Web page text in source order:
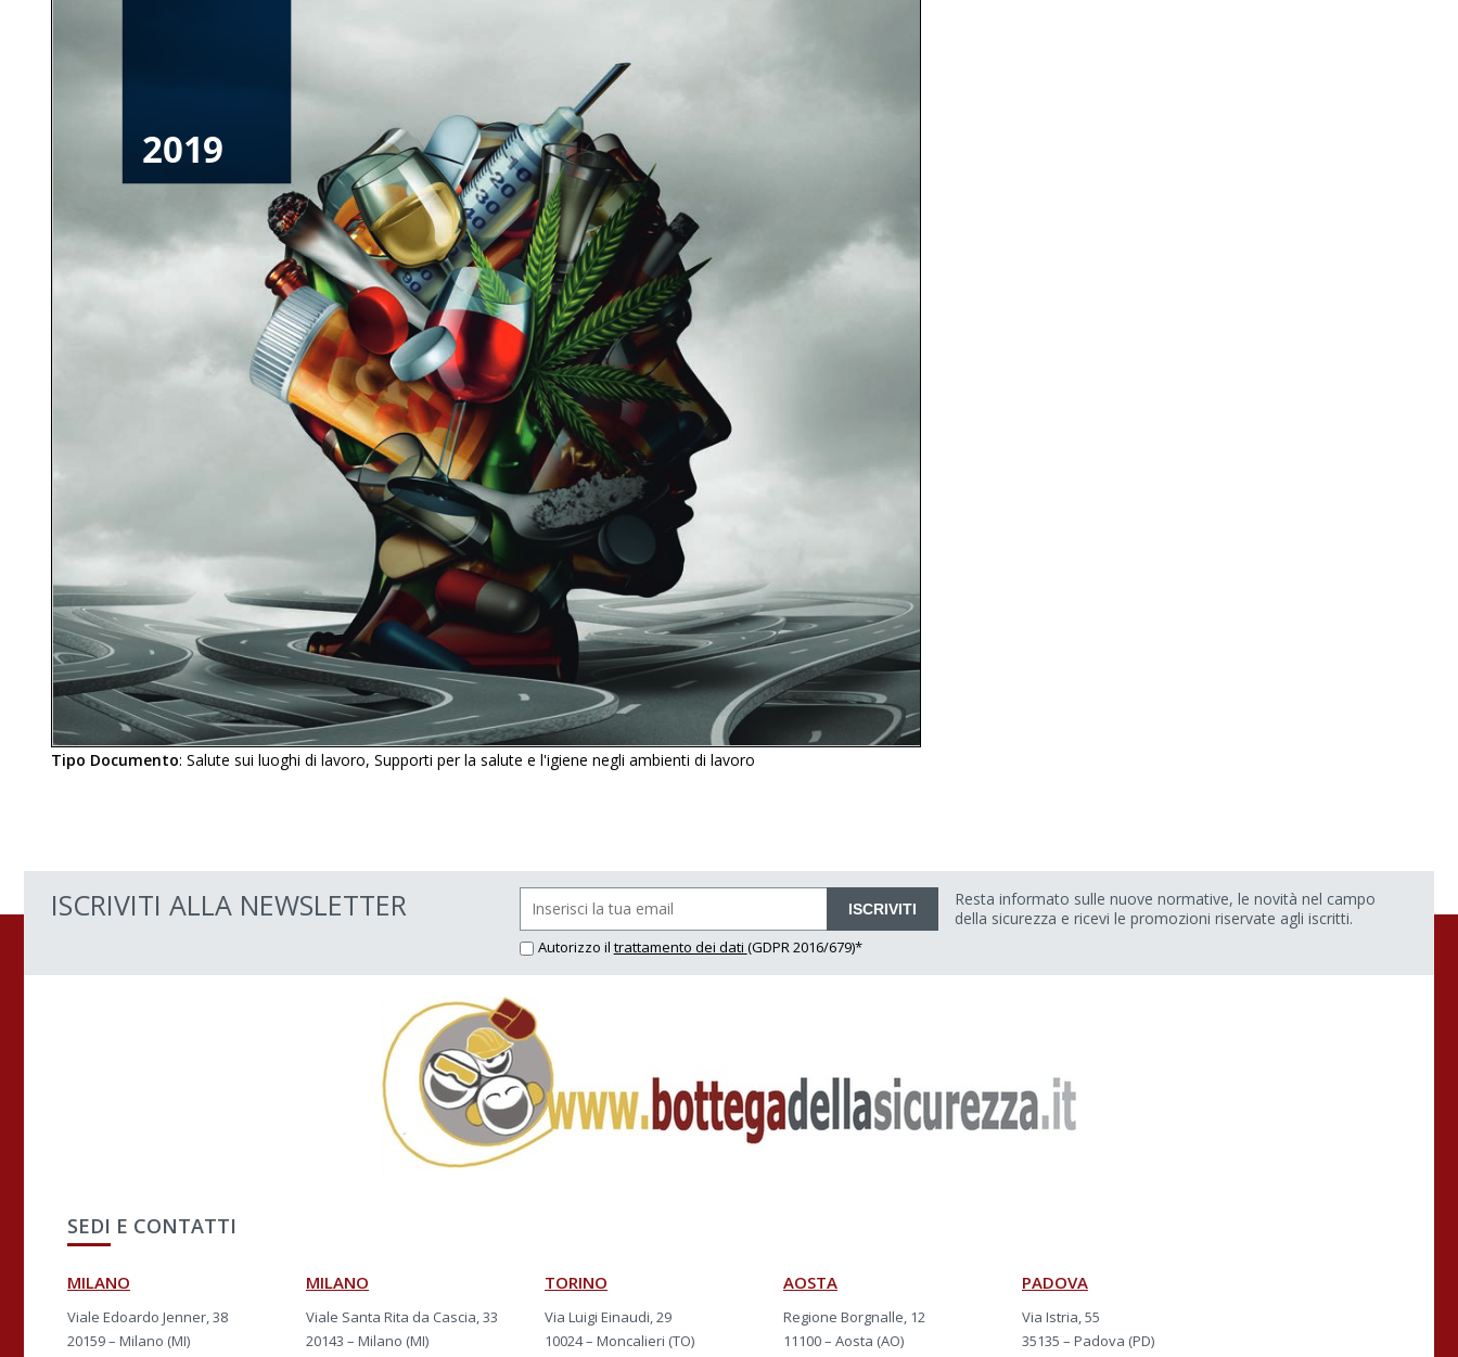
Tipo Documento: Salute sui luoghi di lavoro, Supporti per la salute e l'igiene negli ambienti di lavoro
ISCRIVITI ALLA NEWSLETTER ISCRIVITI
Autorizzo il trattamento dei dati (GDPR 2016/679)*
Resta informato sulle nuove normative, le novità nel campo
della sicurezza e ricevi le promozioni riservate agli iscritti.
SEDI E CONTATTI
MILANO
Viale Edoardo Jenner, 38
20159 – Milano (MI)
MILANO
Viale Santa Rita da Cascia, 33
20143 – Milano (MI)
TORINO
Via Luigi Einaudi, 29
10024 – Moncalieri (TO)
AOSTA
Regione Borgnalle, 12
11100 – Aosta (AO)
PADOVA
Via Istria, 55
35135 – Padova (PD)